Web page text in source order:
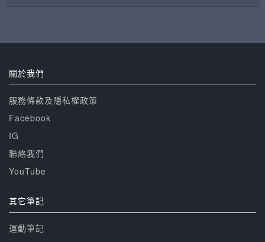
關於我們
服務條款及隱私權政策
Facebook
IG
聯絡我們
YouTube
其它筆記
運動筆記